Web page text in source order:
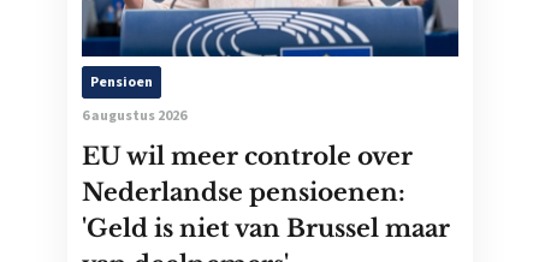
Pensioen
6 augustus 2026
EU wil meer controle over
Nederlandse pensioenen:
'Geld is niet van Brussel maar